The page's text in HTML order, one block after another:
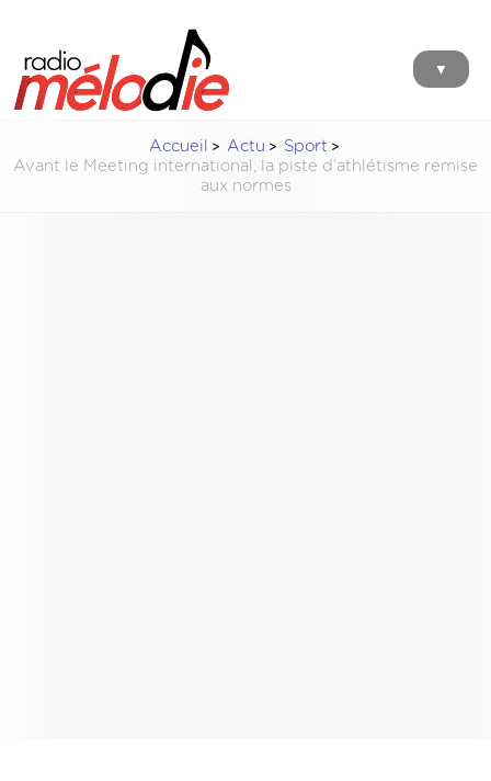
▼
Accueil Actu
Sport
Avant le Meeting international, la piste d’athlétisme remise
aux normes